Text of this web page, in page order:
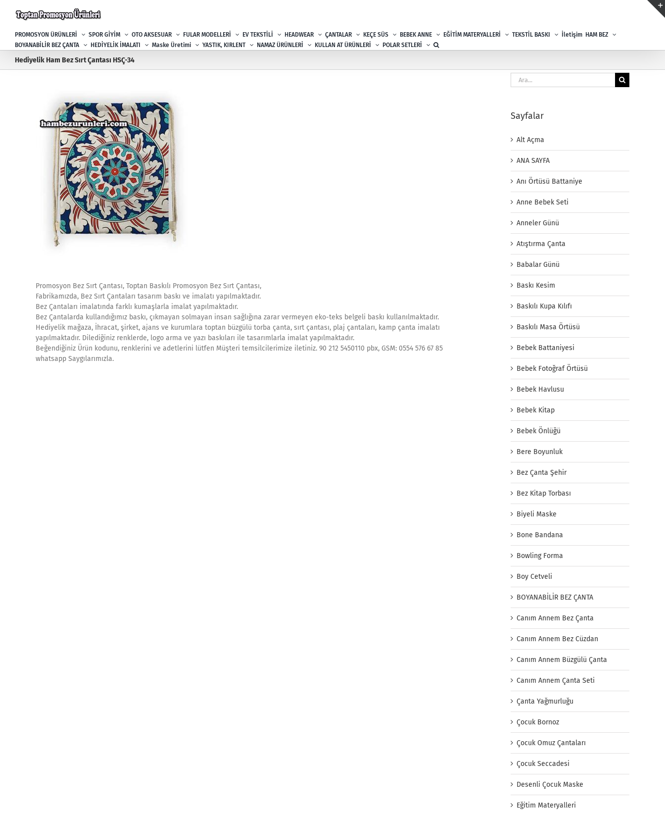
PROMOSYON ÜRÜNLERİ SPOR GİYİM OTO AKSESUAR FULAR MODELLERİ EV TEKSTİLİ HEADWEAR ÇANTALAR KEÇE SÜS BEBEK ANNE EĞİTİM MATERYALLERİ TEKSTİL BASKI İletişim HAM BEZ
BOYANABİLİR BEZ ÇANTA
HEDİYELİK İMALATI Maske Üretimi YASTIK, KIRLENT NAMAZ ÜRÜNLERİ KULLAN AT ÜRÜNLERİ POLAR SETLERİ
Hediyelik Ham Bez Sırt Çantası HSÇ-34
Promosyon Bez Sırt Çantası, Toptan Baskılı Promosyon Bez Sırt Çantası,
Fabrikamızda, Bez Sırt Çantaları tasarım baskı ve imalatı yapılmaktadır.
Bez Çantaları imalatında farklı kumaşlarla imalat yapılmaktadır.
Bez Çantalarda kullandığımız baskı, çıkmayan solmayan insan sağlığına zarar vermeyen eko-teks belgeli baskı kullanılmaktadır.
Hediyelik mağaza, İhracat, şirket, ajans ve kurumlara toptan büzgülü torba çanta, sırt çantası, plaj çantaları, kamp çanta imalatı
yapılmaktadır. Dilediğiniz renklerde, logo arma ve yazı baskıları ile tasarımlarla imalat yapılmaktadır.
Beğendiğiniz Ürün kodunu, renklerini ve adetlerini lütfen Müşteri temsilcilerimize iletiniz. 90 212 5450110 pbx, GSM: 0554 576 67 85
whatsapp Saygılarımızla.
Ara:
Sayfalar
Alt Açma
ANA SAYFA
Anı Örtüsü Battaniye
Anne Bebek Seti
Anneler Günü
Atıştırma Çanta
Babalar Günü
Baskı Kesim
Baskılı Kupa Kılıfı
Baskılı Masa Örtüsü
Bebek Battaniyesi
Bebek Fotoğraf Örtüsü
Bebek Havlusu
Bebek Kitap
Bebek Önlüğü
Bere Boyunluk
Bez Çanta Şehir
Bez Kitap Torbası
Biyeli Maske
Bone Bandana
Bowling Forma
Boy Cetveli
BOYANABİLİR BEZ ÇANTA
Canım Annem Bez Çanta
Canım Annem Bez Cüzdan
Canım Annem Büzgülü Çanta
Canım Annem Çanta Seti
Çanta Yağmurluğu
Çocuk Bornoz
Çocuk Omuz Çantaları
Çocuk Seccadesi
Desenli Çocuk Maske
Eğitim Materyalleri